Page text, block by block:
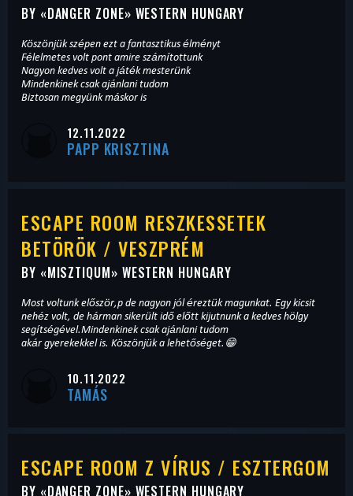
BY «DANGER ZONE» WESTERN HUNGARY
Köszönjük szépen ezt a fantasztikus élményt
Félelmetes volt pont amire számítottunk
Nagyon kedves volt a játék mesterünk
Mindenkinek csak ajánlani tudom
Biztosan megyünk máskor is
12.11.2022
PAPP KRISZTINA
ESCAPE ROOM RESZKESSETEK
BETÖRÖK / VESZPRÉM
BY «MISZTIQUM» WESTERN HUNGARY
Most voltunk először,p de nagyon jól éreztük magunkat. Egy kicsit
nehéz volt, de hárman sikerült idő előtt kijutnunk a kedves hölgy
segítségével.Mindenkinek csak ajánlani tudom
akár gyerekekkel is. Köszönjük a lehetőséget.😁
10.11.2022
TAMÁS
ESCAPE ROOM Z VÍRUS / ESZTERGOM
BY «DANGER ZONE» WESTERN HUNGARY